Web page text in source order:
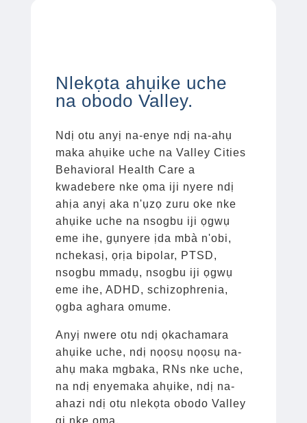
Nlekọta ahụike uche
na obodo Valley.
Ndị otu anyị na-enye ndị na-ahụ
maka ahụike uche na Valley Cities
Behavioral Health Care a
kwadebere nke ọma iji nyere ndị
ahịa anyị aka n'ụzọ zuru oke nke
ahụike uche na nsogbu iji ọgwụ
eme ihe, gụnyere ịda mbà n'obi,
nchekasị, ọrịa bipolar, PTSD,
nsogbu mmadụ, nsogbu iji ọgwụ
eme ihe, ADHD, schizophrenia,
ọgba aghara omume.
Anyị nwere otu ndị ọkachamara
ahụike uche, ndị nọọsụ nọọsụ na-
ahụ maka mgbaka, RNs nke uche,
na ndị enyemaka ahụike, ndị na-
ahazi ndị otu nlekọta obodo Valley
gị nke ọma.